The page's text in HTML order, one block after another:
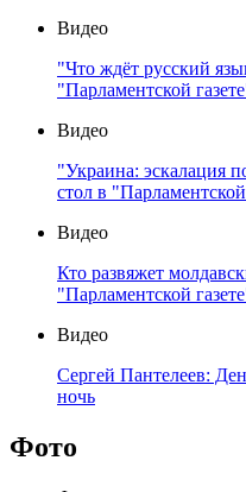
Видео
"Что ждёт русский
"Парламентской
Видео
"Украина: эскалация
стол в "Парламентской
Видео
Кто развяжет
"Парламентской
Видео
Сергей Пантелеев:
ночь
Фото